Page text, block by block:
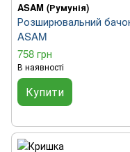
ASAM (Румунія)
Розширювальний
ASAM
758 грн
В наявності
Купити